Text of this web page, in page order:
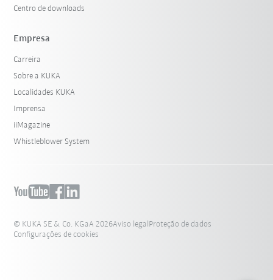
Centro de downloads
Empresa
Carreira
Sobre a KUKA
Localidades KUKA
Imprensa
iiMagazine
Whistleblower System
© KUKA SE & Co. KGaA 2026Aviso legalProteção de dados
Configurações de cookies